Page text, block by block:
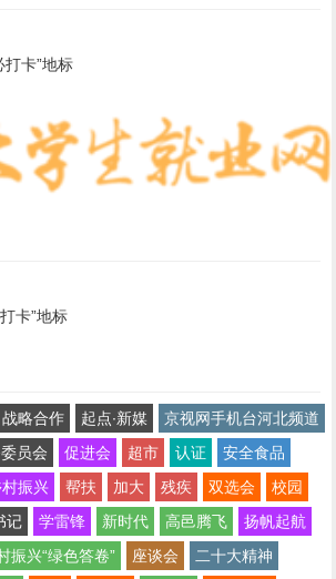
打卡”地标
卡”地标
战略合作 起点∙新媒
京视网手机台河北频道
员会 促进会 超市 认证
安全食品
村振兴 帮扶 加大 残疾 双选会
校园
记 学雷锋 新时代 高邑腾飞
扬帆起航
振兴“绿色答卷”
座谈会
二十大精神